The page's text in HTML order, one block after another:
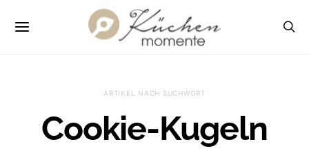
ARTIKEL NACH SUCHWORT
Cookie-Kugeln